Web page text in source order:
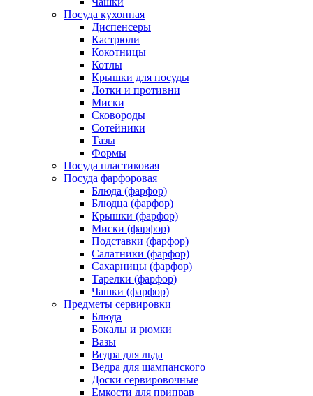
Посуда кухонная
Диспенсеры
Кастрюли
Кокотницы
Котлы
Крышки для посуды
Лотки и противни
Миски
Сковороды
Сотейники
Тазы
Формы
Посуда пластиковая
Посуда фарфоровая
Блюда (фарфор)
Блюдца (фарфор)
Крышки (фарфор)
Миски (фарфор)
Подставки (фарфор)
Салатники (фарфор)
Сахарницы (фарфор)
Тарелки (фарфор)
Чашки (фарфор)
Предметы сервировки
Блюда
Бокалы и рюмки
Вазы
Ведра для льда
Ведра для шампанского
Доски сервировочные
Емкости для приправ